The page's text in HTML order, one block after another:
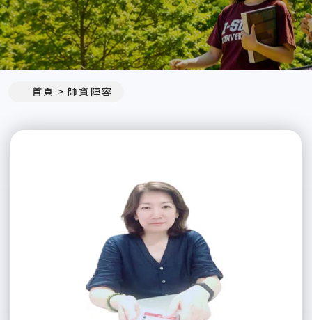
首頁 師資陣容